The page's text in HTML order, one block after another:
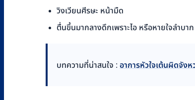
วิงเวียนศีรษะ หน้ามืด
ตื่นขึ้นมากลางดึกเพราะไอ หรือหายใจลำบาก
บทความที่น่าสนใจ : อาการหัวใจเต้นผิดจัง